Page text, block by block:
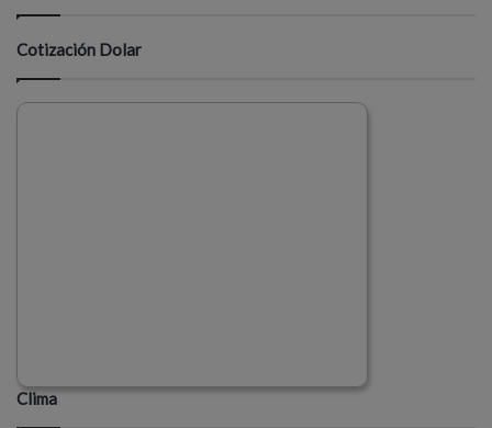
Cotización Dolar
Clima